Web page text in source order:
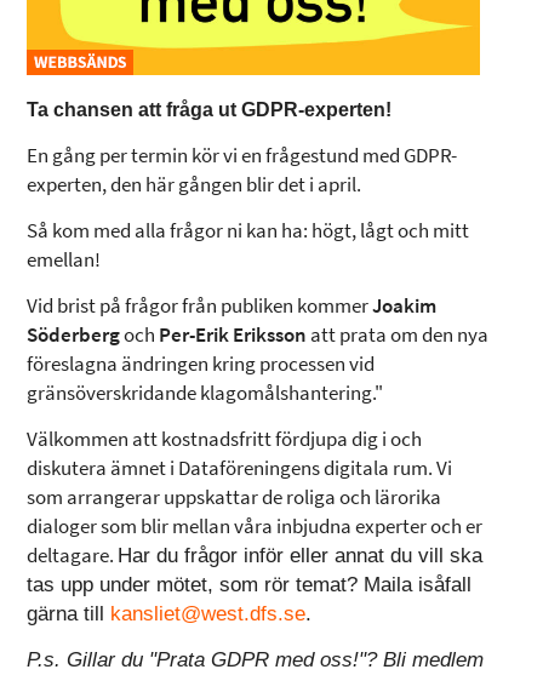
Ta chansen att fråga ut GDPR-experten!
En gång per termin kör vi en frågestund med GDPR-
experten, den här gången blir det i april.
Så kom med alla frågor ni kan ha: högt, lågt och mitt
emellan!
Vid brist på frågor från publiken kommerJoakim
Söderbergoch Per-Erik Eriksson att prata om den nya
föreslagna ändringen kring processen vid
gränsöverskridande klagomålshantering."
Välkommen att kostnadsfritt fördjupa dig i och
diskutera ämnet i Dataföreningens digitala rum. Vi
som arrangerar uppskattar de roliga och lärorika
dialoger som blir mellan våra inbjudna experter och er
deltagare. Har du frågor inför eller annat du vill ska
tas upp under mötet, som rör temat? Maila isåfall
gärna till kansliet@west.dfs.se.
P.s. Gillar du "Prata GDPR med oss!"? Bli medlem